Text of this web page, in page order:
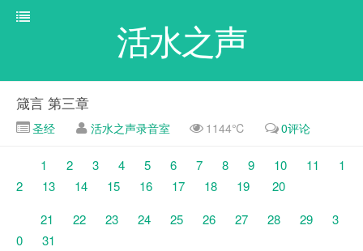
活水之声
箴言 第三章
圣经 活水之声录音室 1144℃ 0评论
1 2 3 4 5 6 7 8 9 10 11
1
2
13 14 15 16 17 18 19
20
21
22 23 24 25 26 27 28 29
3
0
31